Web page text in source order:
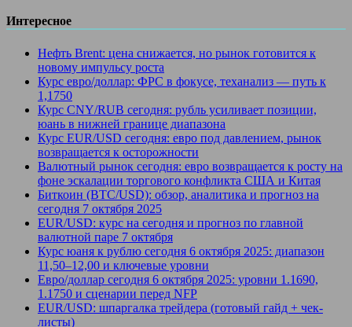
Интересное
Нефть Brent: цена снижается, но рынок готовится к
новому импульсу роста
Курс евро/доллар: ФРС в фокусе, теханализ — путь к
1,1750
Курс CNY/RUB сегодня: рубль усиливает позиции,
юань в нижней границе диапазона
Курс EUR/USD сегодня: евро под давлением, рынок
возвращается к осторожности
Валютный рынок сегодня: евро возвращается к росту на
фоне эскалации торгового конфликта США и Китая
Биткоин (BTC/USD): обзор, аналитика и прогноз на
сегодня 7 октября 2025
EUR/USD: курс на сегодня и прогноз по главной
валютной паре 7 октября
Курс юаня к рублю сегодня 6 октября 2025: диапазон
11,50–12,00 и ключевые уровни
Евро/доллар сегодня 6 октября 2025: уровни 1.1690,
1.1750 и сценарии перед NFP
EUR/USD: шпаргалка трейдера (готовый гайд + чек-
листы)